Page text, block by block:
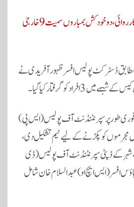
باجوڑ میں سیکیورٹی فورسز کی کارروائی، دو خود کش بمباروں سمیت 9 خارجی
ڈسٹرکٹ پولیس افسر ظہور آفریدی نے
افراد کو گرفتار کیا گیا۔
فوری طور پر سپرنٹنڈنٹ آف پولیس (ایس پی)
مجرموں کو پکڑنے کے لیے ٹیم تشکیل دی،
شہر کے ڈپٹی سپرنٹنڈنٹ آف پولیس (ڈی
افسر (ایس ایچ او) عبدالسلام خان شامل